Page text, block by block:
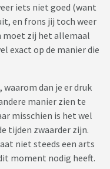
iets niet goed (want
en frons jij toch weer
moet zij het allemaal
exact op de manier die
dan je er druk
manier zien te
misschien is het wel
tijden zwaarder zijn.
niet steeds een arts
moment nodig heeft.